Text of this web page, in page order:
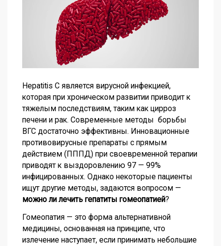
Hepatitis C является вирусной инфекцией,
которая при хроническом развитии приводит к
тяжелым последствиям, таким как цирроз
печени и рак. Современные методы борьбы
ВГС достаточно эффективны. Инновационные
противовирусные препараты с прямым
действием (ПППД) при своевременной терапии
приводят к выздоровлению 97 — 99%
инфицированных. Однако некоторые пациенты
ищут другие методы, задаются вопросом —
можно ли лечить гепатиты гомеопатией?
Гомеопатия — это форма альтернативной
медицины, основанная на принципе, что
излечение наступает, если принимать небольшие